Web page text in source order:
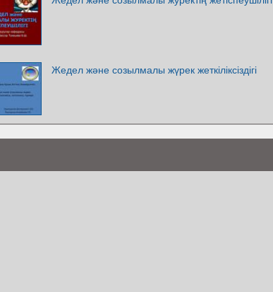
Жедел және созылмалы жүрек жеткіліксіздігі